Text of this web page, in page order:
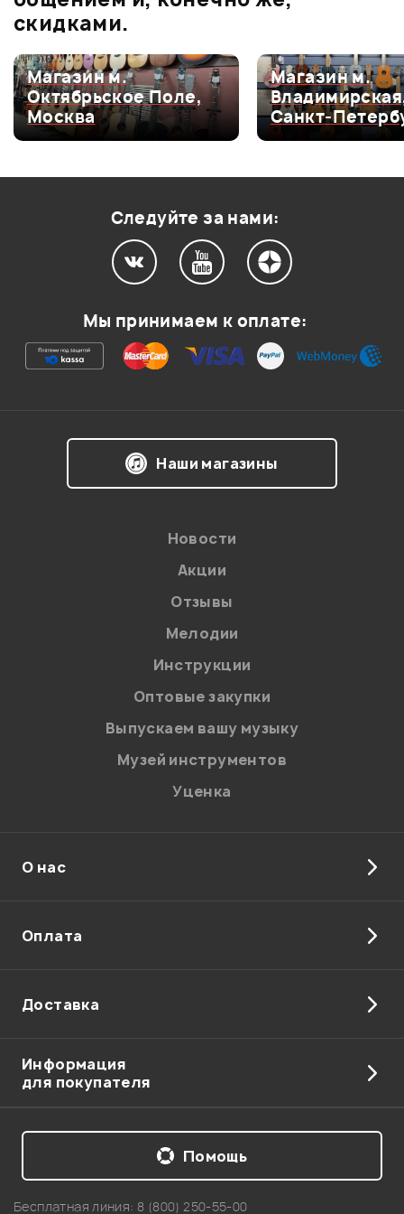
Питание
Разъемы и интерфейсы
Мой отзыв о товаре
Ваша оценка:
Впечатления о товаре:
согласиена обработку персональных данных в
соответствии сПолитикой в отношении обработки
персональных данных.
скидками.
Магазин м.
Октябрьское Поле,
Москва
Магазин м.
Санкт-
Следуйте за нами:
Мы принимаем к оплате:
Наши магазины
Новости
Акции
Отзывы
Мелодии
Инструкции
Оптовые закупки
Выпускаем вашу музыку
Музей инструментов
Уценка
О нас
Оплата
Доставка
Информация
для покупателя
Бесплатная линия: 8 (800) 250-55-00
Помощь